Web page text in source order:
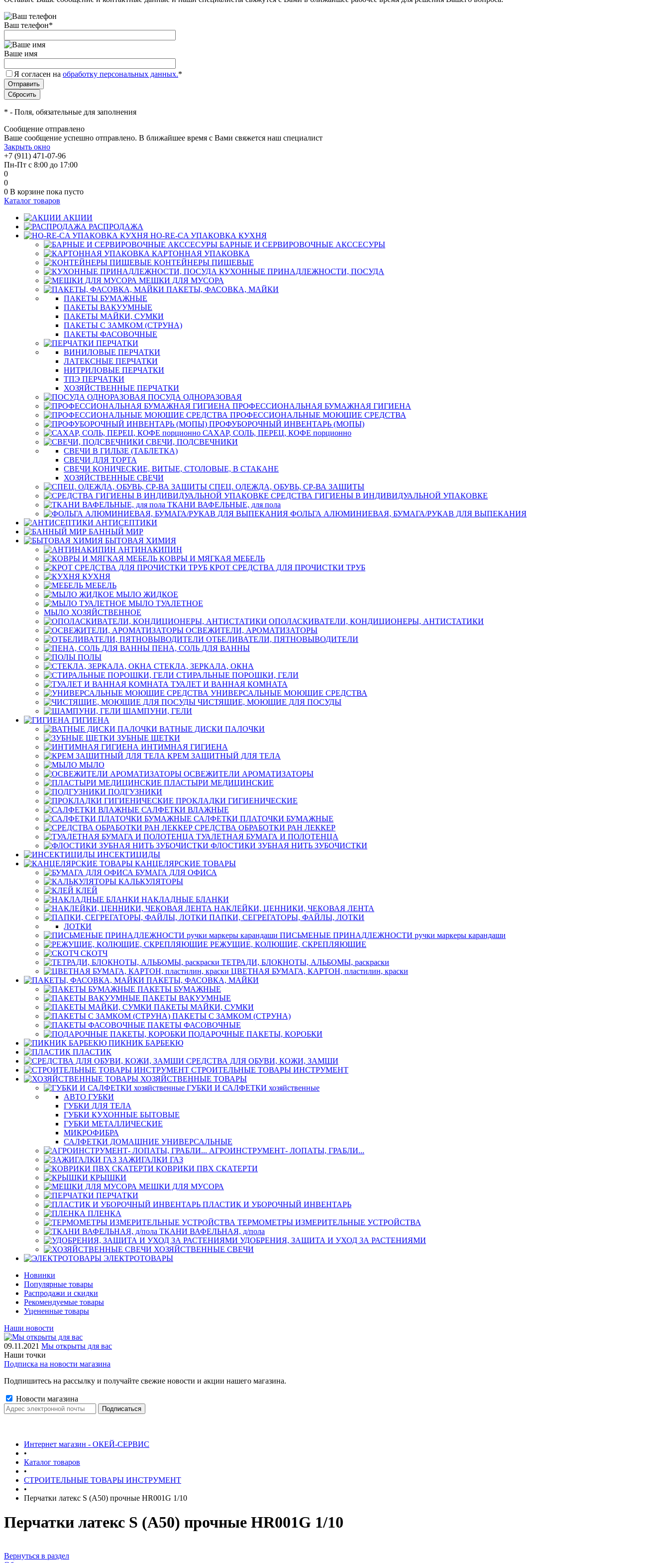
Ваш телефон*
Ваше имя
Я согласен на обработку персональных данных.*
* - Поля, обязательные для заполнения
Сообщение отправлено
Ваше сообщение успешно отправлено. В ближайшее время с Вами свяжется наш специалист
Закрыть окно
+7 (911) 471-07-96
Пн-Пт с 8:00 до 17:00
0
0
0 В корзине пока пусто
Каталог товаров
АКЦИИ
РАСПРОДАЖА
HO-RE-CA УПАКОВКА КУХНЯ
БАРНЫЕ И СЕРВИРОВОЧНЫЕ АКССЕСУРЫ
КАРТОННАЯ УПАКОВКА
КОНТЕЙНЕРЫ ПИЩЕВЫЕ
КУХОННЫЕ ПРИНАДЛЕЖНОСТИ, ПОСУДА
МЕШКИ ДЛЯ МУСОРА
ПАКЕТЫ, ФАСОВКА, МАЙКИ
ПАКЕТЫ БУМАЖНЫЕ
ПАКЕТЫ ВАКУУМНЫЕ
ПАКЕТЫ МАЙКИ, СУМКИ
ПАКЕТЫ С ЗАМКОМ (СТРУНА)
ПАКЕТЫ ФАСОВОЧНЫЕ
ПЕРЧАТКИ
ВИНИЛОВЫЕ ПЕРЧАТКИ
ЛАТЕКСНЫЕ ПЕРЧАТКИ
НИТРИЛОВЫЕ ПЕРЧАТКИ
ТПЭ ПЕРЧАТКИ
ХОЗЯЙСТВЕННЫЕ ПЕРЧАТКИ
ПОСУДА ОДНОРАЗОВАЯ
ПРОФЕССИОНАЛЬНАЯ БУМАЖНАЯ ГИГИЕНА
ПРОФЕССИОНАЛЬНЫЕ МОЮЩИЕ СРЕДСТВА
ПРОФУБОРОЧНЫЙ ИНВЕНТАРЬ (МОПЫ)
САХАР, СОЛЬ, ПЕРЕЦ, КОФЕ порционно
СВЕЧИ, ПОДСВЕЧНИКИ
СВЕЧИ В ГИЛЬЗЕ (ТАБЛЕТКА)
СВЕЧИ ДЛЯ ТОРТА
СВЕЧИ КОНИЧЕСКИЕ, ВИТЫЕ, СТОЛОВЫЕ, В СТАКАНЕ
ХОЗЯЙСТВЕННЫЕ СВЕЧИ
СПЕЦ. ОДЕЖДА, ОБУВЬ, СР-ВА ЗАЩИТЫ
СРЕДСТВА ГИГИЕНЫ В ИНДИВИДУАЛЬНОЙ УПАКОВКЕ
ТКАНИ ВАФЕЛЬНЫЕ, для пола
ФОЛЬГА АЛЮМИНИЕВАЯ, БУМАГА/РУКАВ ДЛЯ ВЫПЕКАНИЯ
АНТИСЕПТИКИ
БАННЫЙ МИР
БЫТОВАЯ ХИМИЯ
АНТИНАКИПИН
КОВРЫ И МЯГКАЯ МЕБЕЛЬ
КРОТ СРЕДСТВА ДЛЯ ПРОЧИСТКИ ТРУБ
КУХНЯ
МЕБЕЛЬ
МЫЛО ЖИДКОЕ
МЫЛО ТУАЛЕТНОЕ
МЫЛО ХОЗЯЙСТВЕННОЕ
ОПОЛАСКИВАТЕЛИ, КОНДИЦИОНЕРЫ, АНТИСТАТИКИ
ОСВЕЖИТЕЛИ, АРОМАТИЗАТОРЫ
ОТБЕЛИВАТЕЛИ, ПЯТНОВЫВОДИТЕЛИ
ПЕНА, СОЛЬ ДЛЯ ВАННЫ
ПОЛЫ
СТЕКЛА, ЗЕРКАЛА, ОКНА
СТИРАЛЬНЫЕ ПОРОШКИ, ГЕЛИ
ТУАЛЕТ И ВАННАЯ КОМНАТА
УНИВЕРСАЛЬНЫЕ МОЮЩИЕ СРЕДСТВА
ЧИСТЯЩИЕ, МОЮЩИЕ ДЛЯ ПОСУДЫ
ШАМПУНИ, ГЕЛИ
ГИГИЕНА
ВАТНЫЕ ДИСКИ ПАЛОЧКИ
ЗУБНЫЕ ЩЕТКИ
ИНТИМНАЯ ГИГИЕНА
КРЕМ ЗАЩИТНЫЙ ДЛЯ ТЕЛА
МЫЛО
ОСВЕЖИТЕЛИ АРОМАТИЗАТОРЫ
ПЛАСТЫРИ МЕДИЦИНСКИЕ
ПОДГУЗНИКИ
ПРОКЛАДКИ ГИГИЕНИЧЕСКИЕ
САЛФЕТКИ ВЛАЖНЫЕ
САЛФЕТКИ ПЛАТОЧКИ БУМАЖНЫЕ
СРЕДСТВА ОБРАБОТКИ РАН ЛЕККЕР
ТУАЛЕТНАЯ БУМАГА И ПОЛОТЕНЦА
ФЛОСТИКИ ЗУБНАЯ НИТЬ ЗУБОЧИСТКИ
ИНСЕКТИЦИДЫ
КАНЦЕЛЯРСКИЕ ТОВАРЫ
БУМАГА ДЛЯ ОФИСА
КАЛЬКУЛЯТОРЫ
КЛЕЙ
НАКЛАДНЫЕ БЛАНКИ
НАКЛЕЙКИ, ЦЕННИКИ, ЧЕКОВАЯ ЛЕНТА
ПАПКИ, СЕГРЕГАТОРЫ, ФАЙЛЫ, ЛОТКИ
ЛОТКИ
ПИСЬМЕНЫЕ ПРИНАДЛЕЖНОСТИ ручки маркеры карандаши
РЕЖУЩИЕ, КОЛЮЩИЕ, СКРЕПЛЯЮЩИЕ
СКОТЧ
ТЕТРАДИ, БЛОКНОТЫ, АЛЬБОМЫ, раскраски
ЦВЕТНАЯ БУМАГА, КАРТОН, пластилин, краски
ПАКЕТЫ, ФАСОВКА, МАЙКИ
ПАКЕТЫ БУМАЖНЫЕ
ПАКЕТЫ ВАКУУМНЫЕ
ПАКЕТЫ МАЙКИ, СУМКИ
ПАКЕТЫ С ЗАМКОМ (СТРУНА)
ПАКЕТЫ ФАСОВОЧНЫЕ
ПОДАРОЧНЫЕ ПАКЕТЫ, КОРОБКИ
ПИКНИК БАРБЕКЮ
ПЛАСТИК
СРЕДСТВА ДЛЯ ОБУВИ, КОЖИ, ЗАМШИ
СТРОИТЕЛЬНЫЕ ТОВАРЫ ИНСТРУМЕНТ
ХОЗЯЙСТВЕННЫЕ ТОВАРЫ
ГУБКИ И САЛФЕТКИ хозяйственные
АВТО ГУБКИ
ГУБКИ ДЛЯ ТЕЛА
ГУБКИ КУХОННЫЕ БЫТОВЫЕ
ГУБКИ МЕТАЛЛИЧЕСКИЕ
МИКРОФИБРА
САЛФЕТКИ ДОМАШНИЕ УНИВЕРСАЛЬНЫЕ
АГРОИНСТРУМЕНТ- ЛОПАТЫ, ГРАБЛИ...
ЗАЖИГАЛКИ ГАЗ
КОВРИКИ ПВХ СКАТЕРТИ
КРЫШКИ
МЕШКИ ДЛЯ МУСОРА
ПЕРЧАТКИ
ПЛАСТИК И УБОРОЧНЫЙ ИНВЕНТАРЬ
ПЛЕНКА
ТЕРМОМЕТРЫ ИЗМЕРИТЕЛЬНЫЕ УСТРОЙСТВА
ТКАНИ ВАФЕЛЬНАЯ, д/пола
УДОБРЕНИЯ, ЗАЩИТА И УХОД ЗА РАСТЕНИЯМИ
ХОЗЯЙСТВЕННЫЕ СВЕЧИ
ЭЛЕКТРОТОВАРЫ
Новинки
Популярные товары
Распродажи и скидки
Рекомендуемые товары
Уцененные товары
Наши новости
09.11.2021 Мы открыты для вас
Наши точки
Подписка на новости магазина
Подпишитесь на рассылку и получайте свежие новости и акции нашего магазина.
Новости магазина
Интернет магазин - ОКЕЙ-СЕРВИС
•
Каталог товаров
•
СТРОИТЕЛЬНЫЕ ТОВАРЫ ИНСТРУМЕНТ
•
Перчатки латекс S (A50) прочные HR001G 1/10
Перчатки латекс S (A50) прочные HR001G 1/10
Вернуться в раздел